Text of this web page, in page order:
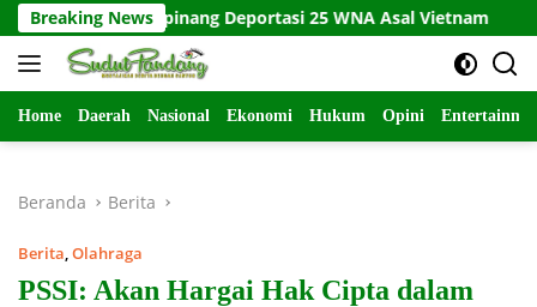
Langsung
ke
konten
Breaking NewsDeportasi 25 WNA Asal Vietnam
Home Daerah Nasional Ekonomi Hukum Opini
Beranda Berita
Berita,Olahraga
PSSI: Akan Hargai Hak Cipta dalam